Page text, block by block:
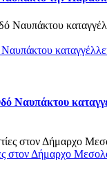
Ναυπάκτου
στον Δήμαρχο